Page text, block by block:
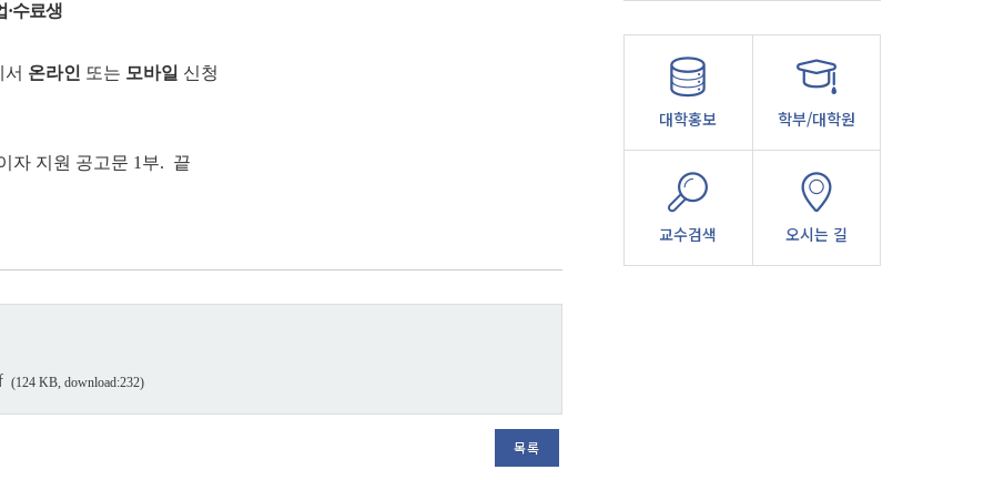
·수료생
온라인 또는 모바일 신청
자 지원 공고문 1부. 끝
(124 KB, download:232)
목록
대학홍보 학부/대학원
교수검색 오시는 길